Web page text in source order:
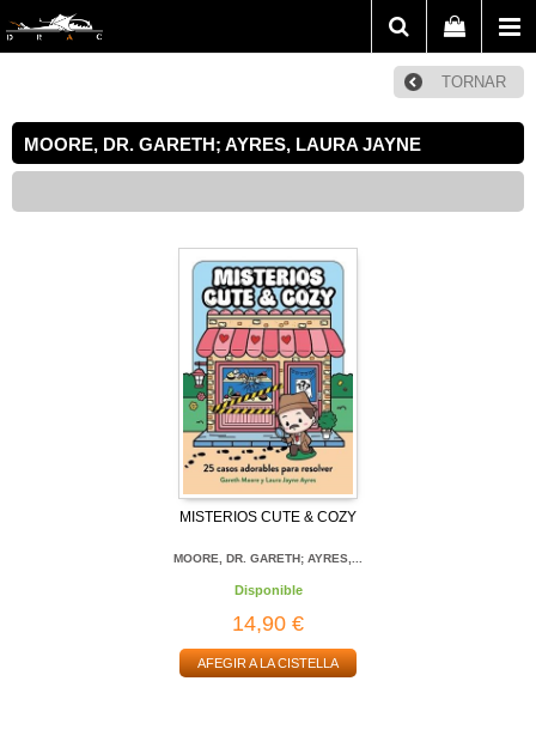
TORNAR
MOORE, DR. GARETH; AYRES, LAURA JAYNE
MISTERIOS CUTE & COZY
MOORE, DR. GARETH; AYRES,...
Disponible
14,90 €
AFEGIR A LA CISTELLA